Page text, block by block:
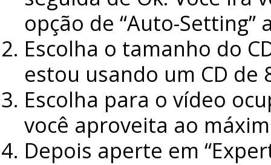
opção de “Auto-Setting”
Escolha o tamanho do
estou usando um CD de
Escolha para o vídeo
você aproveita ao
Depois aperte em